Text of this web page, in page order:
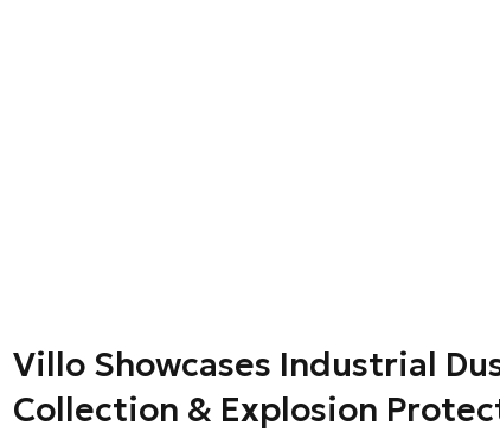
Villo Showcases Industrial
Collection & Explosion